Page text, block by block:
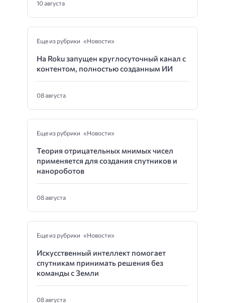
10 августа
Еще из рубрики «Новости»
На Roku запущен круглосуточный канал с
контентом, полностью созданным ИИ
08 августа
Еще из рубрики «Новости»
Теория отрицательных мнимых чисел
применяется для создания спутников и
нанороботов
08 августа
Еще из рубрики «Новости»
Искусственный интеллект помогает
спутникам принимать решения без
команды с Земли
08 августа